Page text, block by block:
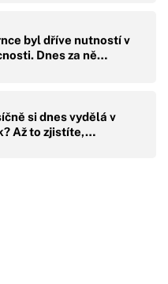
byl dříve nutností v
Dnes za ně…
si dnes vydělá v
Až to zjistíte,…